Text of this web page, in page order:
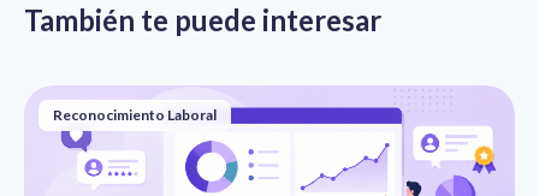
También te puede interesar
Reconocimiento Laboral